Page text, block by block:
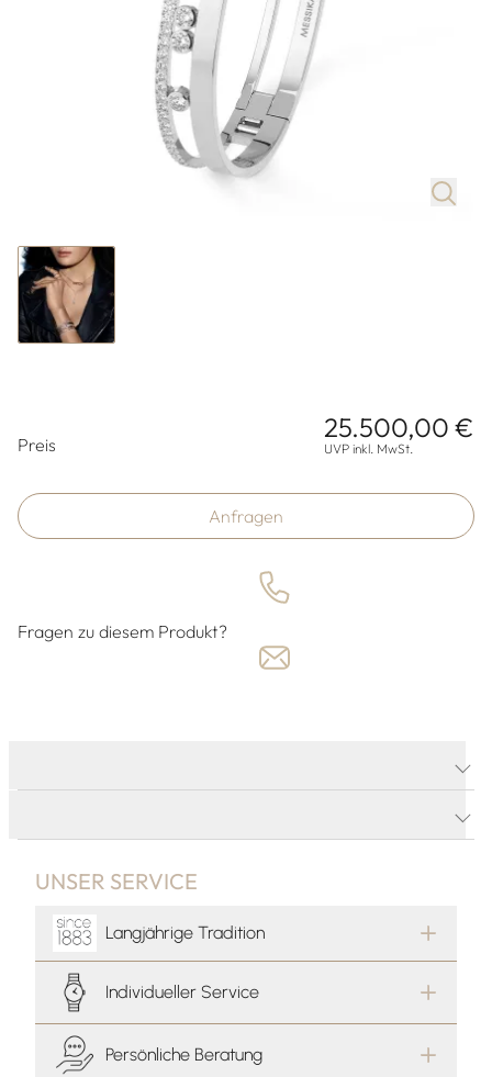
Preis
25.500,00 €
UVP inkl. MwSt.
Anfragen
Fragen zu diesem Produkt?
UNSER SERVICE
Langjährige Tradition
Individueller Service
Persönliche Beratung